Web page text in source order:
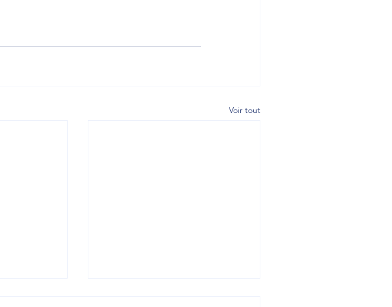
Voir tout